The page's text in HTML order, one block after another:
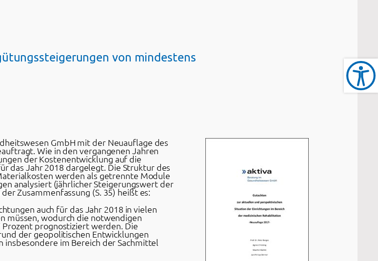
von mindestens
GmbH mit der Neuauflage des
Wie in den vergangenen Jahren
der Kostenentwicklung auf die
das Jahr 2018 dargelegt. Die Struktur des
werden als getrennte Module
analysiert (jährlicher Steigerungswert der
Zusammenfassung (S. 35) heißt es:
auch für das Jahr 2018 in vielen
müssen, wodurch die notwendigen
prognostiziert werden. Die
der geopolitischen Entwicklungen
insbesondere im Bereich der Sachmittel